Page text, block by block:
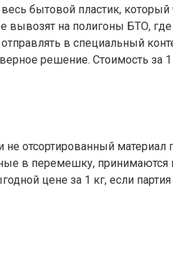
бытовой пластик,
вывозят на полигоны БТО,
в специальный
решение. Стоимость за
не отсортированный
в перемешку, принимаются
цене за 1 кг, если